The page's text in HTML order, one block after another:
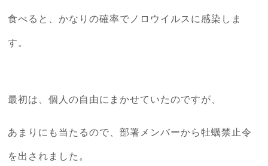
食べると、かなりの確率でノロウイルスに感染しま
す。
最初は、個人の自由にまかせていたのですが、
あまりにも当たるので、部署メンバーから牡蠣禁止令
を出されました。